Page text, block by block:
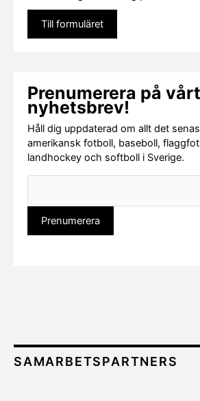
Till formuläret
Prenumerera på vårt
nyhetsbrev!
Håll dig uppdaterad om allt det
amerikansk fotboll, baseboll,
landhockey och softboll i Sverige.
SAMARBETSPARTNERS